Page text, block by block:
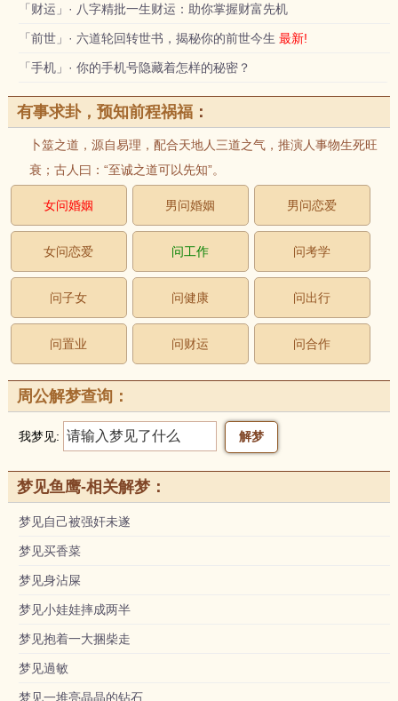
「财运」· 八字精批一生财运：助你掌握财富先机
「前世」· 六道轮回转世书，揭秘你的前世今生 最新!
「手机」· 你的手机号隐藏着怎样的秘密？
有事求卦，预知前程祸福：
卜筮之道，源自易理，配合天地人三道之气，推演人事物生死旺
衰；古人曰：“至诚之道可以先知”。
女问婚姻 男问婚姻 男问恋爱
女问恋爱 问工作 问考学
问子女 问健康 问出行
问置业 问财运 问合作
周公解梦查询：
我梦见:
梦见鱼鹰-相关解梦：
梦见自己被强奸未遂
梦见买香菜
梦见身沾屎
梦见小娃娃摔成两半
梦见抱着一大捆柴走
梦见過敏
梦见一堆亮晶晶的钻石